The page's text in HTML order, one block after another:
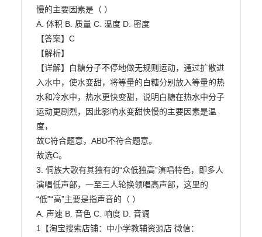
慢的主要因素是（ ）
A. 体积 B. 质量 C. 温度 D. 密度
【答案】C
【解析】
【详解】白糖分子不停地做无规则运动，通过扩散进
入水中，使水变甜，将等量的白糖分别放入等量的热
水和冷水中，热水更快变甜，说明白糖在热水中分子
运动更剧烈，因此影响水变甜快慢的主要因素是温
度，
故C符合题意，ABD不符合题意。
故选C。
3. 侗族大歌有其独有的“众低独高”演唱特色，即多人
演唱低声部，一至三人轮换领唱高声部，这里的
“低”“高”主要是指声音的（ ）
A. 声速 B. 音色 C. 响度 D. 音调
1【淘宝搜索店铺：中小学教辅资源店 微信：